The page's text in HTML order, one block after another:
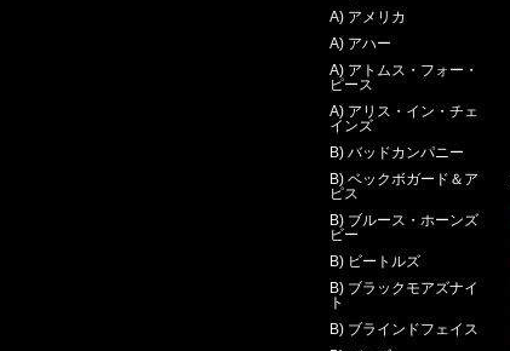
A) アメリカ
A) アハー
A) アトムス・フォー・
ピース
A) アリス・イン・チェ
インズ
B) バッドカンパニー
B) ベックボガード＆ア
ピス
B) ブルース・ホーンズ
ビー
B) ビートルズ
B) ブラックモアズナイ
ト
B) ブラインドフェイス